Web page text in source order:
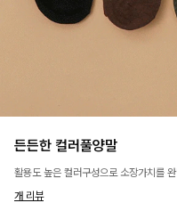
든든한 컬러풀양말
활용도 높은 컬러구성으로 소장가치를
개 리뷰